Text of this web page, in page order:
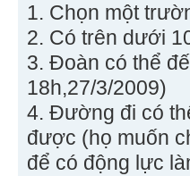
1. Chọn một
2. Có trên dưới
3. Đoàn có thể
18h,27/3/2009)
4. Đường đi có
được (họ muốn
để có động lực